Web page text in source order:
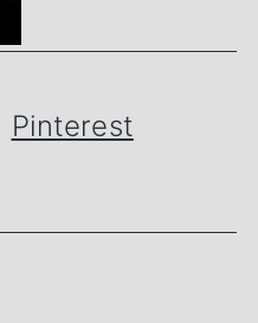
Pinterest